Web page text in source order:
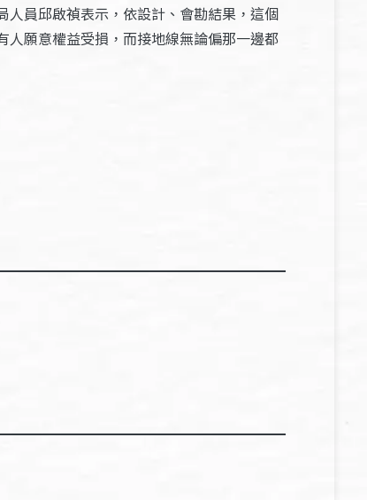
員邱啟禎表示，依設計、會勘結果，這個
願意權益受損，而接地線無論偏那一邊都